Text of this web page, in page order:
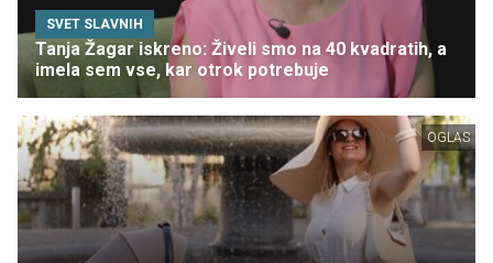
SVET SLAVNIH
Tanja Žagar iskreno: Živeli smo na 40 kvadratih, a
imela sem vse, kar otrok potrebuje
OGLAS